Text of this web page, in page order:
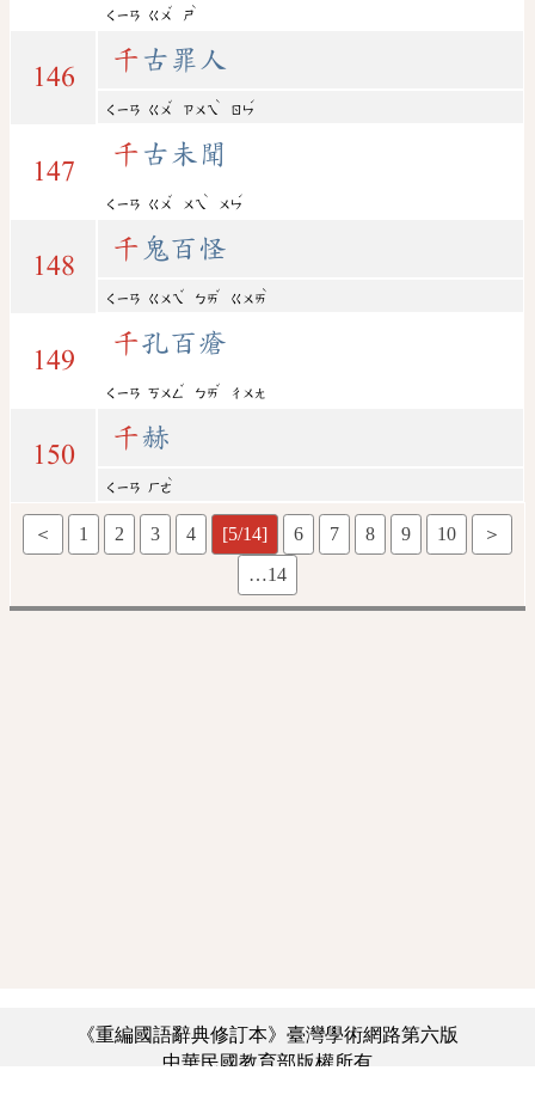
ㄑㄧㄢ ㄍㄨ
ˇ
ㄕ
ˋ
146
千 古罪人
ㄑㄧㄢ ㄍㄨ
ˇ
ㄗㄨㄟ
ˋ
ㄖㄣ
ˊ
147
千 古未聞
ㄑㄧㄢ ㄍㄨ
ˇ
ㄨㄟ
ˋ
ㄨㄣ
ˊ
148
千 鬼百怪
ㄑㄧㄢ ㄍㄨㄟ
ˇ
ㄅㄞ
ˇ
ㄍㄨㄞ
ˋ
149
千孔百瘡
ㄑㄧㄢ ㄎㄨㄥ
ˇ
ㄅㄞ
ˇ
ㄔㄨㄤ
150
千赫
ㄑㄧㄢ ㄏㄜ
ˋ
＜ 1 2 3 4 [5/14] 6 7 8 9 10
＞
…14
《重編國語辭典修訂本》臺灣學術網路第六版
中華民國教育部版權所有